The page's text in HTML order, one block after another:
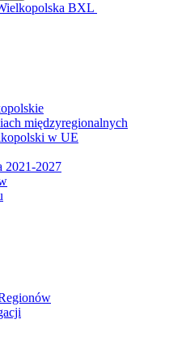
BXL
międzyregionalnych
w UE
2021-2027